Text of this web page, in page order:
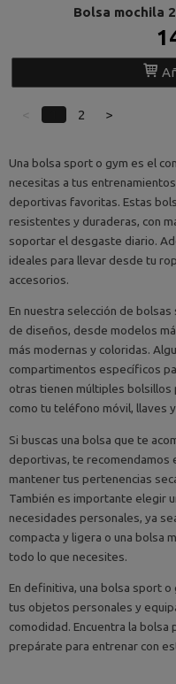
Bolsa mochila
2 >
Una bolsa sport o gym es el
necesitas a tus
deportivas favoritas. Estas
resistentes y duraderas, con
soportar el desgaste diario.
ideales para llevar desde tu
accesorios.
En nuestra selección de
de diseños, desde modelos
más modernas y coloridas.
compartimentos específicos
otras tienen múltiples
como tu teléfono móvil, llaves
Si buscas una bolsa que te
deportivas, te recomendamos
mantener tus pertenencias
También es importante elegir
necesidades personales, ya
compacta y ligera o una bolsa
todo lo que necesites.
En definitiva, una bolsa sport
tus objetos personales y
comodidad. Encuentra la
prepárate para entrenar con